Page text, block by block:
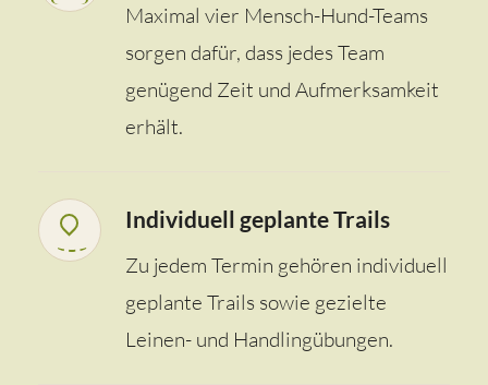
Maximal vier Mensch-Hund-Teams
sorgen dafür, dass jedes Team
genügend Zeit und Aufmerksamkeit
erhält.
Individuell geplante Trails
Zu jedem Termin gehören individuell
geplante Trails sowie gezielte
Leinen- und Handlingübungen.